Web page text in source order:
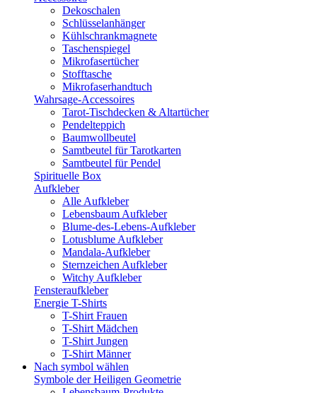
Dekoschalen
Schlüsselanhänger
Kühlschrankmagnete
Taschenspiegel
Mikrofasertücher
Stofftasche
Mikrofaserhandtuch
Wahrsage-Accessoires
Tarot-Tischdecken & Altartücher
Pendelteppich
Baumwollbeutel
Samtbeutel für Tarotkarten
Samtbeutel für Pendel
Spirituelle Box
Aufkleber
Alle Aufkleber
Lebensbaum Aufkleber
Blume-des-Lebens-Aufkleber
Lotusblume Aufkleber
Mandala-Aufkleber
Sternzeichen Aufkleber
Witchy Aufkleber
Fensteraufkleber
Energie T-Shirts
T-Shirt Frauen
T-Shirt Mädchen
T-Shirt Jungen
T-Shirt Männer
Nach symbol wählen
Symbole der Heiligen Geometrie